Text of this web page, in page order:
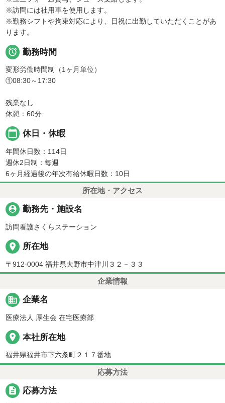
※訪問には社用車を使用します。
※勤務シフトや拘束対応により、日祝に出勤していただくことがあ
ります。
 勤務時間
変形労働時間制（1ヶ月単位）
①08:30～17:30
残業なし
休憩：60分
calendar_today 休日・休暇
年間休日数：114日
週休2日制：毎週
6ヶ月経過後の年次有給休暇日数：10日
所在地・アクセス
person_pin 勤務先・施設名
訪問看護さくらステーション
place 所在地
〒912-0004 福井県大野市中津川３２－３３
企業情報
business 企業名
医療法人 厚生会 在宅医療部
place 本社所在地
福井県福井市下六条町２１７番地
応募方法
description 応募方法